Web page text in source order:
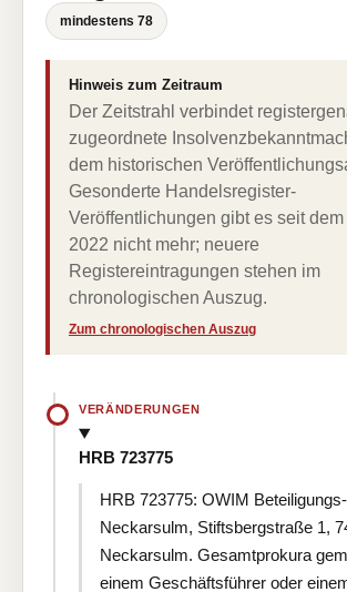
mindestens 78
Hinweis zum Zeitraum
Der Zeitstrahl verbindet
zugeordnete
dem historischen
Gesonderte Handelsregister-
Veröffentlichungen gibt es seit
2022 nicht mehr; neuere
Registereintragungen stehen im
chronologischen Auszug.
Zum chronologischen Auszug
VERÄNDERUNGEN
HRB 723775
HRB 723775: OWIM
Neckarsulm, Stiftsbergstraße 1,
Neckarsulm. Gesamtprokura
einem Geschäftsführer oder